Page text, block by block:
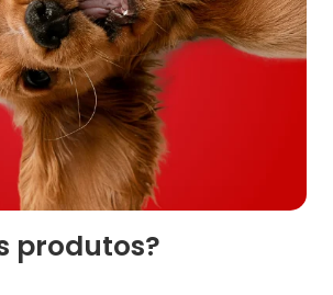
produtos?